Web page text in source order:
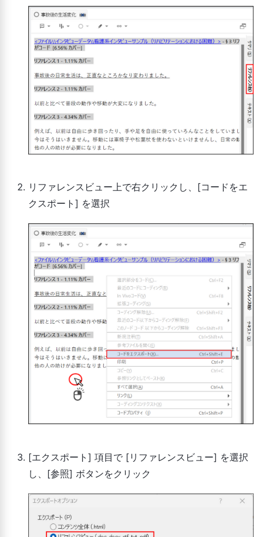
リファレンスビュー上で右クリックし、[コードをエ
クスポート] を選択
[エクスポート] 項目で [リファレンスビュー] を選択
し、[参照] ボタンをクリック